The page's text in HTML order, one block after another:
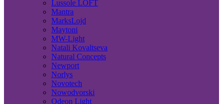
Lussole LOFT
Mantra
MarksLojd
Maytoni
MW-Light
Natali Kovaltseva
Natural Concepts
Newport
Norlys
Novotech
Nowodvorski
Odeon Light